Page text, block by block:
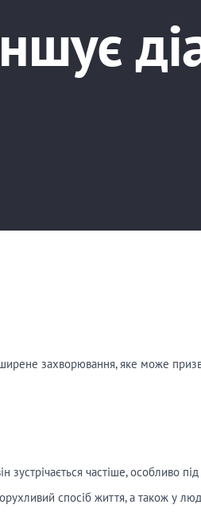
захворювання, яке може
частіше, особливо під
спосіб життя, а також у